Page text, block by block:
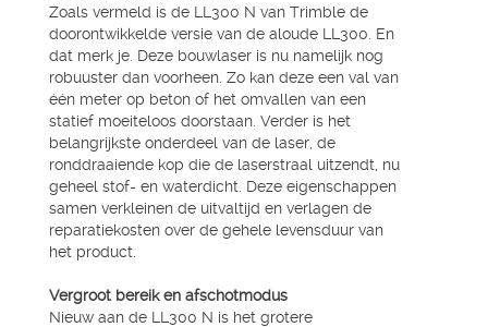
Zoals vermeld is de LL300 N van Trimble de
doorontwikkelde versie van de aloude LL300. En
dat merk je. Deze bouwlaser is nu namelijk nog
robuuster dan voorheen. Zo kan deze een val van
één meter op beton of het omvallen van een
statief moeiteloos doorstaan. Verder is het
belangrijkste onderdeel van de laser, de
ronddraaiende kop die de laserstraal uitzendt, nu
geheel stof- en waterdicht. Deze eigenschappen
samen verkleinen de uitvaltijd en verlagen de
reparatiekosten over de gehele levensduur van
het product.
Vergroot bereik en afschotmodus
Nieuw aan de LL300 N is het grotere